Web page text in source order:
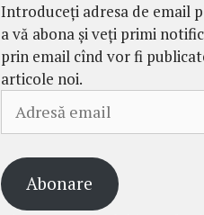
Introduceți adresa de email
a vă abona și veți primi
prin email cînd vor fi
articole noi.
email
Abonare